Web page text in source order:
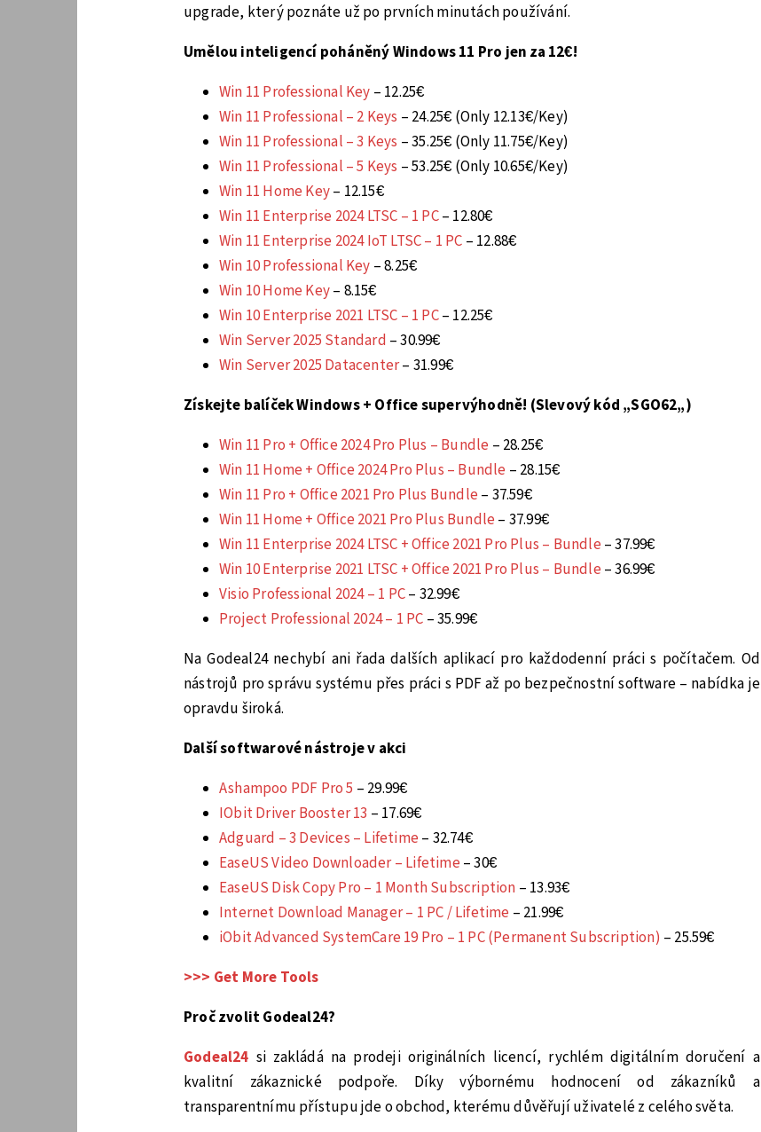
upgrade, který poznáte už po prvních minutách používání.
Umělou inteligencí poháněný Windows 11 Pro jen za 12€!
Win 11 Professional Key – 12.25€
Win 11 Professional – 2 Keys – 24.25€ (Only 12.13€/Key)
Win 11 Professional – 3 Keys – 35.25€ (Only 11.75€/Key)
Win 11 Professional – 5 Keys – 53.25€ (Only 10.65€/Key)
Win 11 Home Key– 12.15€
Win 11 Enterprise 2024 LTSC – 1 PC– 12.80€
Win 11 Enterprise 2024 IoT LTSC – 1 PC – 12.88€
Win 10 Professional Key – 8.25€
Win 10 Home Key– 8.15€
Win 10 Enterprise 2021 LTSC – 1 PC– 12.25€
Win Server 2025 Standard – 30.99€
Win Server 2025 Datacenter– 31.99€
Získejte balíček Windows + Office supervýhodně! (Slevový kód „SGO62„)
Win 11 Pro + Office 2024 Pro Plus – Bundle – 28.25€
Win 11 Home + Office 2024 Pro Plus – Bundle – 28.15€
Win 11 Pro + Office 2021 Pro Plus Bundle – 37.59€
Win 11 Home + Office 2021 Pro Plus Bundle – 37.99€
Win 11 Enterprise 2024 LTSC + Office 2021 Pro Plus – Bundle – 37.99€
Win 10 Enterprise 2021 LTSC + Office 2021 Pro Plus – Bundle – 36.99€
Visio Professional 2024 – 1 PC– 32.99€
Project Professional 2024 – 1 PC – 35.99€
Na Godeal24 nechybí ani řada dalších aplikací pro každodenní práci s počítačem. Od
nástrojů pro správu systému přes práci s PDF až po bezpečnostní software – nabídka je
opravdu široká.
Další softwarové nástroje v akci
Ashampoo PDF Pro 5 – 29.99€
IObit Driver Booster 13 – 17.69€
Adguard – 3 Devices – Lifetime – 32.74€
EaseUS Video Downloader – Lifetime – 30€
EaseUS Disk Copy Pro – 1 Month Subscription – 13.93€
Internet Download Manager – 1 PC / Lifetime – 21.99€
iObit Advanced SystemCare 19 Pro – 1 PC (Permanent Subscription) – 25.59€
>>> Get More Tools
Proč zvolit Godeal24?
Godeal24 si zakládá na prodeji originálních licencí, rychlém digitálním doručení a
kvalitní zákaznické podpoře. Díky výbornému hodnocení od zákazníků a
transparentnímu přístupu jde o obchod, kterému důvěřují uživatelé z celého světa.